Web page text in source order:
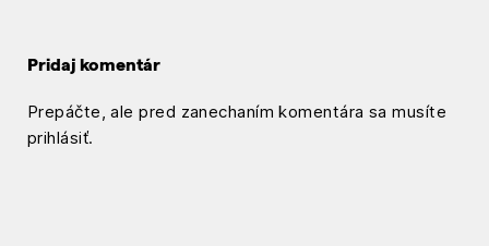
i
g
á
Pridaj komentár
Prepáčte, ale pred zanechaním komentára sa musíte
prihlásiť.